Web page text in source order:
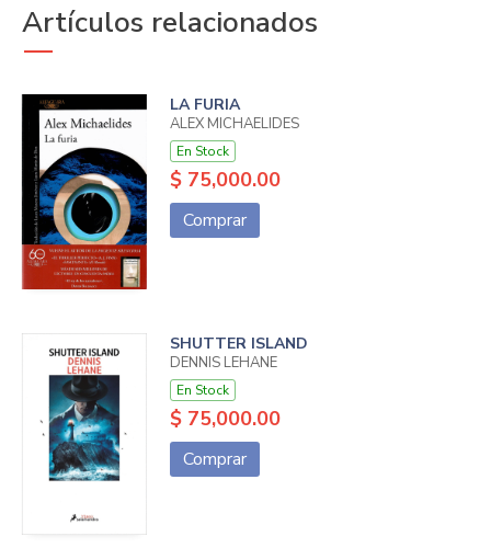
Artículos relacionados
LA FURIA
ALEX MICHAELIDES
En Stock
$ 75,000.00
Comprar
SHUTTER ISLAND
DENNIS LEHANE
En Stock
$ 75,000.00
Comprar